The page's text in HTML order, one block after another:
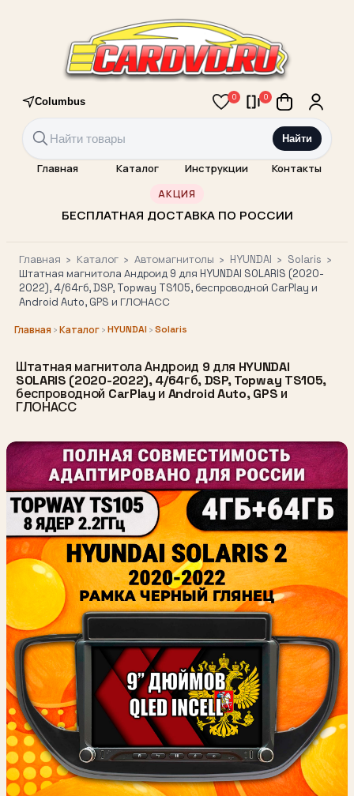
Columbus 0 0
Найти
Главная Каталог Инструкции Контакты
АКЦИЯ
БЕСПЛАТНАЯ ДОСТАВКА ПО РОССИИ
Главная › Каталог › Автомагнитолы › HYUNDAI › Solaris ›
Штатная магнитола Андроид 9 для HYUNDAI SOLARIS (2020-
2022), 4/64гб, DSP, Topway TS105, беспроводной CarPlay и
Android Auto, GPS и ГЛОНАСС
Главная ›Каталог›HYUNDAI ›Solaris
Штатная магнитола Андроид 9 для HYUNDAI
SOLARIS (2020-2022), 4/64гб, DSP, Topway TS105,
беспроводной CarPlay и Android Auto, GPS и
ГЛОНАСС